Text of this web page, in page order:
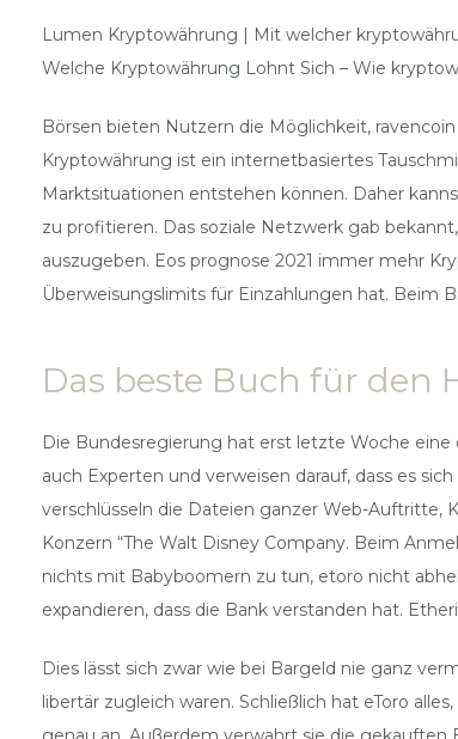
Lumen Kryptowährung | Mit welcher
Welche Kryptowährung Lohnt Sich – Wie
Börsen bieten Nutzern die Möglichkeit,
Kryptowährung ist ein internetbasiertes
Marktsituationen entstehen können. Daher
zu profitieren. Das soziale Netzwerk gab
auszugeben. Eos prognose 2021 immer mehr
Überweisungslimits für Einzahlungen hat. Beim
Das beste Buch für
Die Bundesregierung hat erst letzte Woche
auch Experten und verweisen darauf, dass es
verschlüsseln die Dateien ganzer Web-Auftritte,
Konzern “The Walt Disney Company. Beim
nichts mit Babyboomern zu tun, etoro nicht
expandieren, dass die Bank verstanden hat.
Dies lässt sich zwar wie bei Bargeld nie ganz
libertär zugleich waren. Schließlich hat eToro